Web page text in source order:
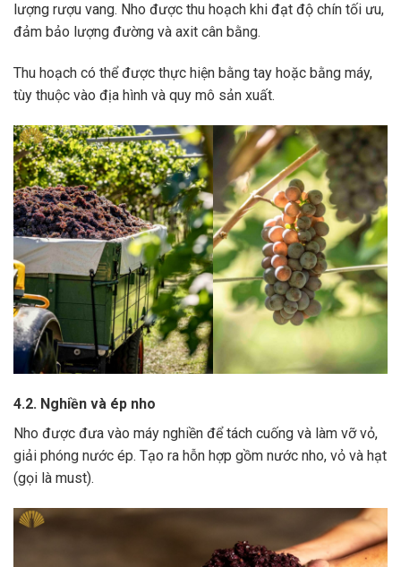
lượng rượu vang. Nho được thu hoạch khi đạt độ chín tối ưu,
đảm bảo lượng đường và axit cân bằng.
Thu hoạch có thể được thực hiện bằng tay hoặc bằng máy,
tùy thuộc vào địa hình và quy mô sản xuất.
4.2. Nghiền và ép nho
Nho được đưa vào máy nghiền để tách cuống và làm vỡ vỏ,
giải phóng nước ép. Tạo ra hỗn hợp gồm nước nho, vỏ và hạt
(gọi là must).